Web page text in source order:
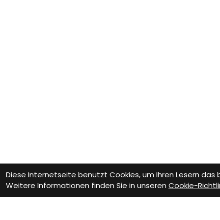
Diese Internetseite benutzt Cookies, um Ihren Lesern
Weitere Informationen finden Sie in unseren Cookie-